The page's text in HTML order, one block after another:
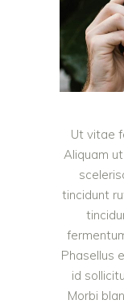
Ut vitae
Aliquam
tincidunt
Phasellus
id
Morbi